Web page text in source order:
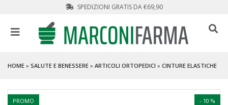
SPEDIZIONI GRATIS DA €69,90
HOME » SALUTE E BENESSERE » ARTICOLI ORTOPEDICI » CINTURE ELASTICHE
- 10 %
PROMO